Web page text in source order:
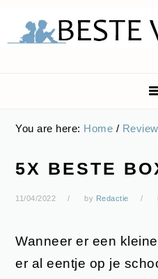
You are here: Home /
5X BESTE
11/04/2022 by Redactie
Wanneer er een
er al eentje op je